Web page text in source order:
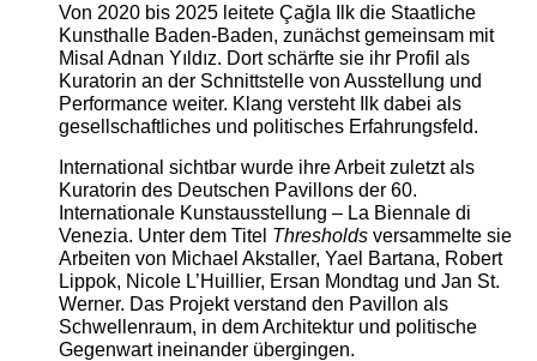
Von 2020 bis 2025 leitete Çağla Ilk die Staatliche
Kunsthalle Baden-Baden, zunächst gemeinsam mit
Misal Adnan Yıldız. Dort schärfte sie ihr Profil als
Kuratorin an der Schnittstelle von Ausstellung und
Performance weiter. Klang versteht Ilk dabei als
gesellschaftliches und politisches Erfahrungsfeld.
International sichtbar wurde ihre Arbeit zuletzt als
Kuratorin des Deutschen Pavillons der 60.
Internationale Kunstausstellung – La Biennale di
Venezia. Unter dem Titel Thresholdsversammelte sie
Arbeiten von Michael Akstaller, Yael Bartana, Robert
Lippok, Nicole L’Huillier, Ersan Mondtag und Jan St.
Werner. Das Projekt verstand den Pavillon als
Schwellenraum, in dem Architektur und politische
Gegenwart ineinander übergingen.